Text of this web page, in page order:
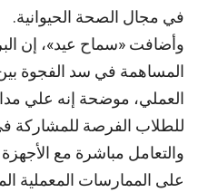
في مجال الصحة الحيوانية.
وأضافت «سماح عيد»، إن
المساهمة في سد الفجوة
العملي، موضحة إنه علي
للطلاب الفرصة للمشاركة
والتعامل مباشرة مع
على الممارسات المعملية